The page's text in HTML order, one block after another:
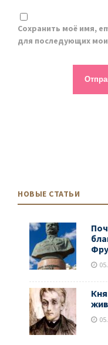
Сохранить моё имя,
для последующих
НОВЫЕ СТАТЬИ
05.
05.